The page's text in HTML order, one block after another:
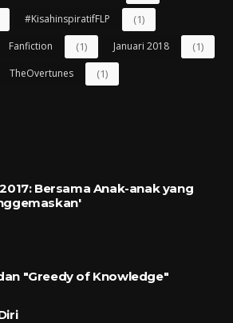
#kisahinspiratifFLP (1)
Fanfiction (1) Januari 2018 (1)
TheOvertunes (1)
2017: Bersama Anak-anak yang
"Greedy of Knowledge"